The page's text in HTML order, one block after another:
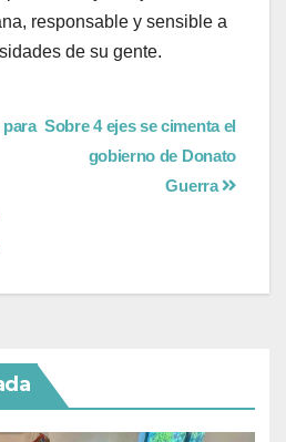
responsable y sensible a
de su gente.
Sobre 4 ejes se cimenta el
gobierno de Donato
Guerra